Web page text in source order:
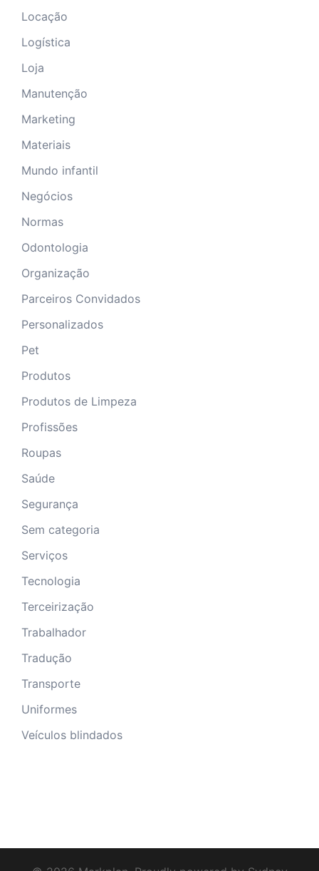
Locação
Logística
Loja
Manutenção
Marketing
Materiais
Mundo infantil
Negócios
Normas
Odontologia
Organização
Parceiros Convidados
Personalizados
Pet
Produtos
Produtos de Limpeza
Profissões
Roupas
Saúde
Segurança
Sem categoria
Serviços
Tecnologia
Terceirização
Trabalhador
Tradução
Transporte
Uniformes
Veículos blindados